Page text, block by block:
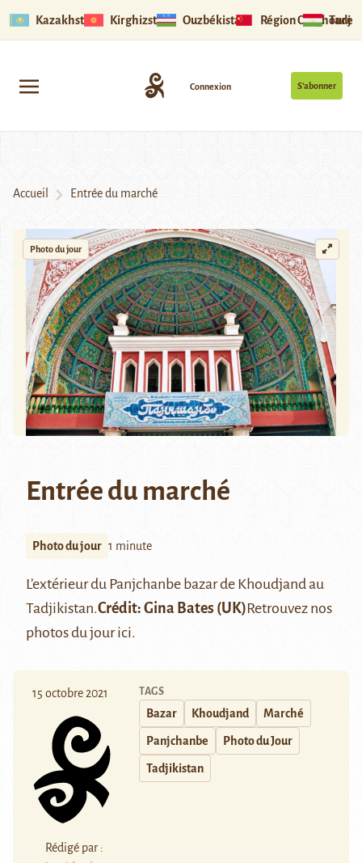
Kazakhstan Kirghizstan Ouzbékistan Région Ouïghoure
S’abonner
Connexion
Accueil Entrée du marché
Photo du jour
Entrée du marché
Photo du jour 1 minute
L’extérieur du Panjchanbe bazar de Khoudjand au
Tadjikistan.Crédit: Gina Bates (UK)Retrouvez nos
photos du jourici.
15 octobre 2021
Rédigé par :
TAGS
Bazar Khoudjand Marché
Panjchanbe Photo du Jour
Tadjikistan